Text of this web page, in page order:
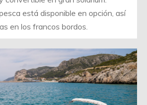
está disponible en opción, así
en los francos bordos.